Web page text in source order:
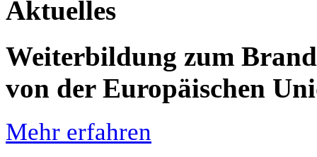
Aktuelles
Weiterbildung zum
von der Europäischen
Mehr erfahren